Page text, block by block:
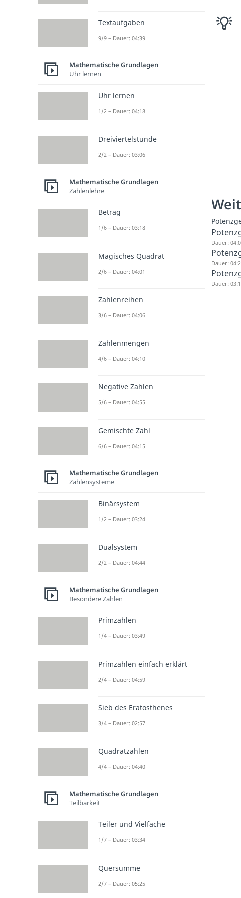
Dauer:
Dauer:
Dauer:
Textaufgaben
9/9 – Dauer: 04:39
Mathematische Grundlagen
Uhr lernen
Uhr lernen
1/2 – Dauer: 04:18
Dreiviertelstunde
2/2 – Dauer: 03:06
Mathematische Grundlagen
Zahlenlehre
Betrag
1/6 – Dauer: 03:18
Magisches Quadrat
2/6 – Dauer: 04:01
Zahlenreihen
3/6 – Dauer: 04:06
Zahlenmengen
4/6 – Dauer: 04:10
Negative Zahlen
5/6 – Dauer: 04:55
Gemischte Zahl
6/6 – Dauer: 04:15
Mathematische Grundlagen
Zahlensysteme
Binärsystem
1/2 – Dauer: 03:24
Dualsystem
2/2 – Dauer: 04:44
Mathematische Grundlagen
Besondere Zahlen
Primzahlen
1/4 – Dauer: 03:49
Primzahlen einfach erklärt
2/4 – Dauer: 04:59
Sieb des Eratosthenes
3/4 – Dauer: 02:57
Quadratzahlen
4/4 – Dauer: 04:40
Mathematische Grundlagen
Teilbarkeit
Teiler und Vielfache
1/7 – Dauer: 03:34
Quersumme
2/7 – Dauer: 05:25